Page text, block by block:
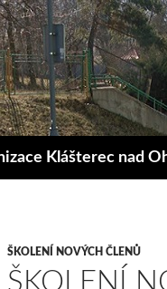
Klášterec nad
ŠKOLENÍ NOVÝCH ČLENŮ
ŠKOLENÍ